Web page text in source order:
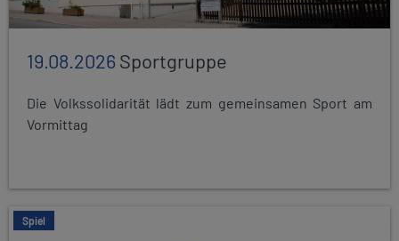
19.08.2026Sportgruppe
Die Volkssolidarität lädt zum gemeinsamen Sport am
Vormittag
Spiel